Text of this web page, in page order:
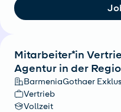
Mitarbeiter*in
Agentur in der
BarmeniaGothaer
Vertrieb
Vollzeit